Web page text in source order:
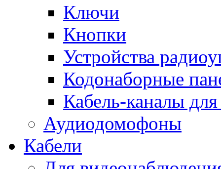
Ключи
Кнопки
Устройства
Кодонаборные
Кабель-каналы
Аудиодомофоны
Кабели